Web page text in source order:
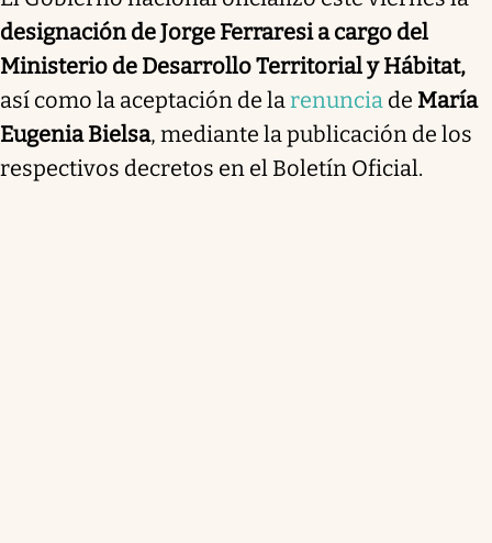
designación de Jorge Ferraresi a cargo del
Ministerio de Desarrollo Territorial y Hábitat,
así como la aceptación de larenuncia de María
Eugenia Bielsa, mediante la publicación de los
respectivos decretos en el Boletín Oficial.